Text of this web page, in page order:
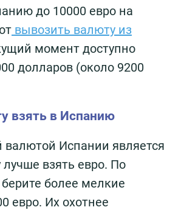
до 10000 евро на
вывозить валюту из
момент доступно
долларов (около 9200
взять в Испанию
Испании является
лучше взять евро. По
более мелкие
евро. Их охотнее